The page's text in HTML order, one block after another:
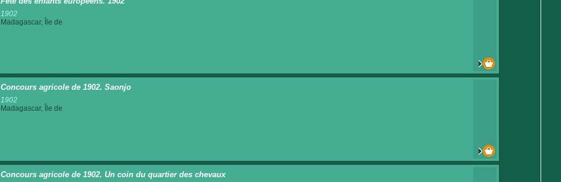
1902
Madagascar, Île de
Concours agricole de 1902. Saonjo
1902
Madagascar, Île de
Concours agricole de 1902. Un coin du quartier des chevaux